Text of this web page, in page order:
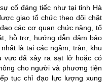
cố đáng tiếc như tại tỉnh Hà
giao tổ chức theo dõi chặt
các cơ quan chức năng, tổ
hỗ trợ, hướng dẫn đảm bảo
là tại các ngầm, tràn, khu
vực đã xảy ra sạt lở hoặc có
cho người và phương tiện
tục chỉ đạo lực lượng xung